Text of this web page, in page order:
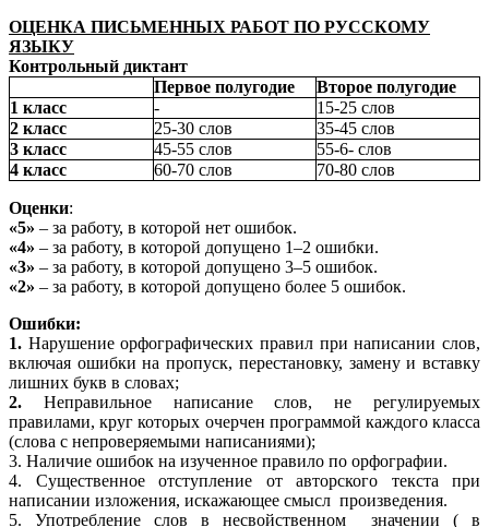
ОЦЕНКА ПИСЬМЕННЫХ РАБОТ ПО РУССКОМУ
ЯЗЫКУ
Контрольный диктант
Первое полугодие
Второе полугодие
1 класс
-
15-25 слов
2 класс
25-30 слов
35-45 слов
3 класс
45-55 слов
55-6- слов
4 класс
60-70 слов 70-80 слов
Оценки:
«5» – за работу, в которой нет ошибок.
«4» – за работу, в которой допущено 1–2 ошибки.
«3» – за работу, в которой допущено 3–5 ошибок.
«2» – за работу, в которой допущено более 5 ошибок.
Ошибки:
1. Нарушение орфографических правил при написании слов,
включая ошибки на пропуск, перестановку, замену и вставку
лишних букв в словах;
2. Неправильное написание слов, не регулируемых
правилами, круг которых очерчен программой каждого класса
(слова с непроверяемыми написаниями);
3. Наличие ошибок на изученное правило по орфографии.
4. Существенное отступление от авторского текста при
написании изложения, искажающее смысл произведения.
5. Употребление слов в несвойственном значении ( в